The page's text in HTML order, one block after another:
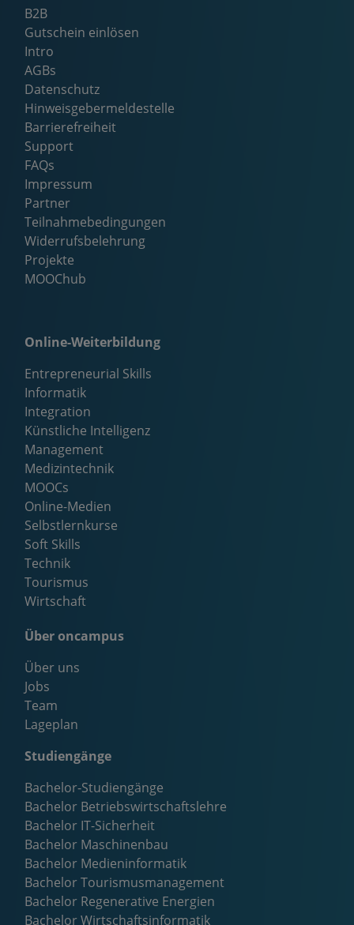
B2B
Gutschein einlösen
Intro
AGBs
Datenschutz
Hinweisgebermeldestelle
Barrierefreiheit
Support
FAQs
Impressum
Partner
Teilnahmebedingungen
Widerrufsbelehrung
Projekte
MOOChub
Online-Weiterbildung
Entrepreneurial Skills
Informatik
Integration
Künstliche Intelligenz
Management
Medizintechnik
MOOCs
Online-Medien
Selbstlernkurse
Soft Skills
Technik
Tourismus
Wirtschaft
Über oncampus
Über uns
Jobs
Team
Lageplan
Studiengänge
Bachelor-Studiengänge
Bachelor Betriebswirtschaftslehre
Bachelor IT-Sicherheit
Bachelor Maschinenbau
Bachelor Medieninformatik
Bachelor Tourismusmanagement
Bachelor Regenerative Energien
Bachelor Wirtschaftsinformatik